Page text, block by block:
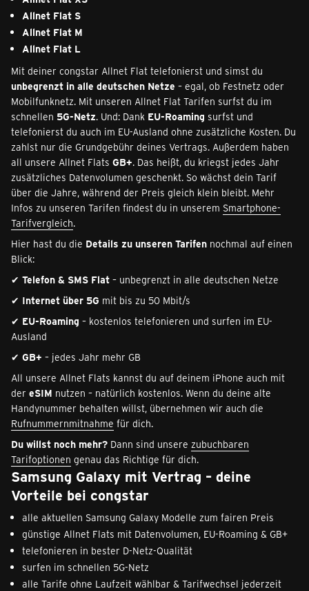
Allnet Flat S
Allnet Flat M
Allnet Flat L
Mit deiner congstar Allnet Flat telefonierst und simst du
unbegrenzt in alle deutschen Netze – egal, ob Festnetz oder
Mobilfunknetz. Mit unseren Allnet Flat Tarifen surfst du im
schnellen 5G-Netz. Und: Dank EU-Roaming surfst und
telefonierst du auch im EU-Ausland ohne zusätzliche Kosten. Du
zahlst nur die Grundgebühr deines Vertrags. Außerdem haben
all unsere Allnet Flats GB+. Das heißt, du kriegst jedes Jahr
zusätzliches Datenvolumen geschenkt. So wächst dein Tarif
über die Jahre, während der Preis gleich klein bleibt. Mehr
Infos zu unseren Tarifen findest du in unserem Smartphone-
Tarifvergleich.
Hier hast du die Details zu unseren Tarifen nochmal auf einen
Blick:
✔ Telefon & SMS Flat – unbegrenzt in alle deutschen Netze
✔ Internet über 5G mit bis zu 50 Mbit/s
✔ EU-Roaming – kostenlos telefonieren und surfen im EU-
Ausland
✔ GB+ – jedes Jahr mehr GB
All unsere Allnet Flats kannst du auf deinem iPhone auch mit
der eSIM nutzen – natürlich kostenlos. Wenn du deine alte
Handynummer behalten willst, übernehmen wir auch die
Rufnummernmitnahme für dich.
Du willst noch mehr? Dann sind unsere zubuchbaren
Tarifoptionen genau das Richtige für dich.
Samsung Galaxy mit Vertrag – deine
Vorteile bei congstar
alle aktuellen Samsung Galaxy Modelle zum fairen Preis
günstige Allnet Flats mit Datenvolumen, EU-Roaming & GB+
telefonieren in bester D-Netz-Qualität
surfen im schnellen 5G-Netz
alle Tarife ohne Laufzeit wählbar & Tarifwechsel jederzeit